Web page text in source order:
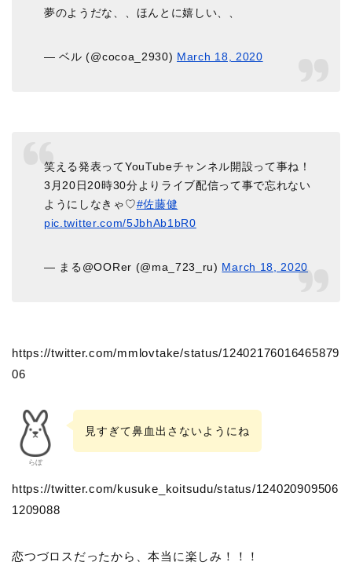
夢のようだな、、ほんとに嬉しい、、
— ベル (@cocoa_2930) March 18, 2020
笑える発表ってYouTubeチャンネル開設って事ね！
3月20日20時30分よりライブ配信って事で忘れない
ようにしなきゃ♡#佐藤健
pic.twitter.com/5JbhAb1bR0
— まる@OORer (@ma_723_ru) March 18, 2020
https://twitter.com/mmlovtake/status/12402176016465879
06
らぼ
見すぎて鼻血出さないようにね
https://twitter.com/kusuke_koitsudu/status/124020909506
1209088
恋つづロスだったから、本当に楽しみ！！！